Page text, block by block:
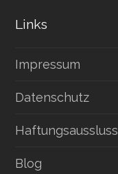
Links
Impressum
Datenschutz
Haftungsaussluss
Blog